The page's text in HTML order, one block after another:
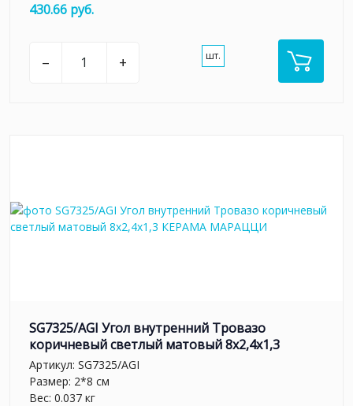
430.66 руб.
– + шт.
SG7325/AGI Угол внутренний Тровазо
коричневый светлый матовый 8x2,4x1,3
Артикул: SG7325/AGI
Размер: 2*8 см
Вес: 0.037 кг